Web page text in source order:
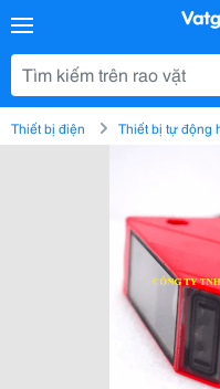
Thiết bị điện Thiết bị tự động